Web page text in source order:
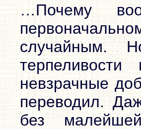
…Почему
случайным.
невзрачные
переводил.
без